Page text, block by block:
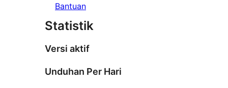
Bantuan
Statistik
Versi aktif
Unduhan Per Hari